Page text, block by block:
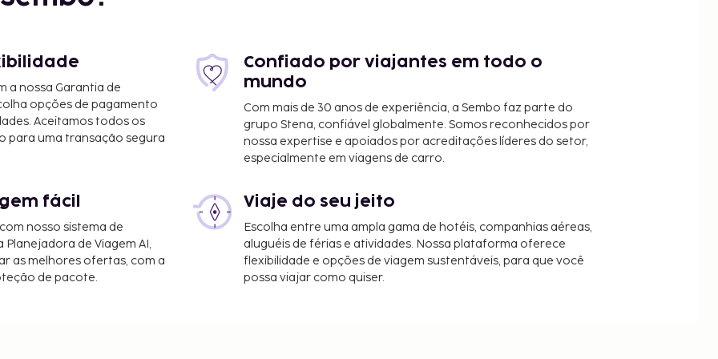
mi
20,1 mi
um serviço de limpeza
a nossa Garantia de
opções de pagamento
Aceitamos todos os
para uma transação segura
Confiado por viajantes em todo o
mundo
Com mais de 30 anos de experiência, a Sembo faz parte do
grupo Stena, confiável globalmente. Somos reconhecidos por
nossa expertise e apoiados por acreditações líderes do setor,
especialmente em viagens de carro.
fácil
nosso sistema de
Planejadora de Viagem AI,
as melhores ofertas, com a
de pacote.
Viaje do seu jeito
Escolha entre uma ampla gama de hotéis, companhias aéreas,
aluguéis de férias e atividades. Nossa plataforma oferece
flexibilidade e opções de viagem sustentáveis, para que você
possa viajar como quiser.